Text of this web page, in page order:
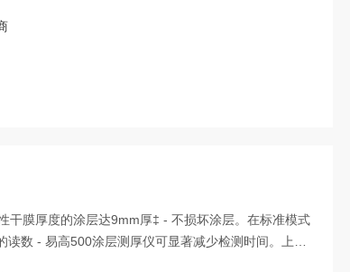
干膜厚度的涂层达9mm厚‡ - 不损坏涂层。在标准模式
数 - 易高500涂层测厚仪可显著减少检测时间。上海